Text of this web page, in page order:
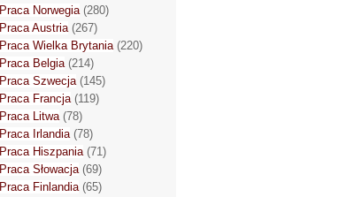
Praca Norwegia(280)
Praca Austria(267)
Praca Wielka Brytania(220)
Praca Belgia(214)
Praca Szwecja(145)
Praca Francja(119)
Praca Litwa(78)
Praca Irlandia(78)
Praca Hiszpania(71)
Praca Słowacja(69)
Praca Finlandia(65)